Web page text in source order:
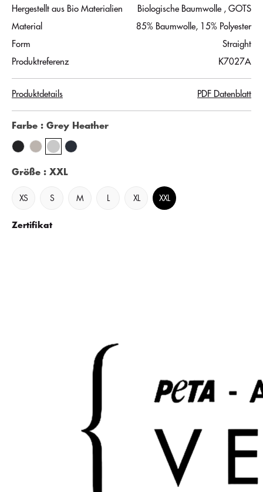
Hergestellt aus Bio Materialien
Biologische Baumwolle , GOTS
Material
85% Baumwolle, 15% Polyester
Form
Straight
Produktreferenz
K7027A
Produktdetails PDF Datenblatt
Farbe : Grey Heather
Größe : XXL
XS S M XL XXL
Zertifikat